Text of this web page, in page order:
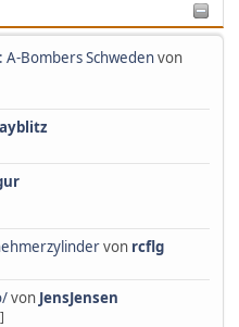
A-Bombers Schwedenvon
von rcflg
von JensJensen